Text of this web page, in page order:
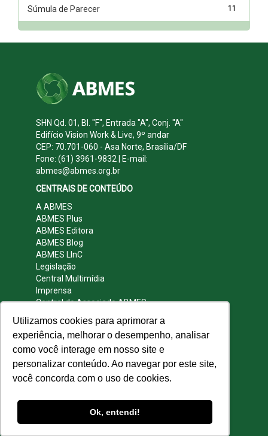
Utilizamos cookies para aprimorar a
experiência, melhorar o desempenho, analisar
como você interage em nosso site e
personalizar conteúdo. Ao navegar por este site,
você concorda com o uso de cookies.
Ok, entendi!
11
Súmula de Parecer
SHN Qd. 01, Bl. "F", Entrada "A", Conj. "A"
Edifício Vision Work & Live, 9º andar
CEP: 70.701-060 - Asa Norte, Brasília/DF
Fone: (61) 3961-9832 | E-mail:
abmes@abmes.org.br
CENTRAIS DE CONTEÚDO
A ABMES
ABMES Plus
ABMES Editora
ABMES Blog
ABMES LInC
Legislação
Central Multimídia
Imprensa
Central do Associado ABMES
REDES SOCIAIS
reservados.